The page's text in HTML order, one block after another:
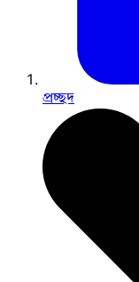
প্রচ্ছদ